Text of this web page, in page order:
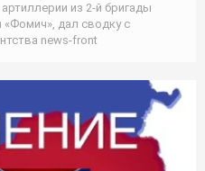
из 2-й бригады
дал сводку с
news-front